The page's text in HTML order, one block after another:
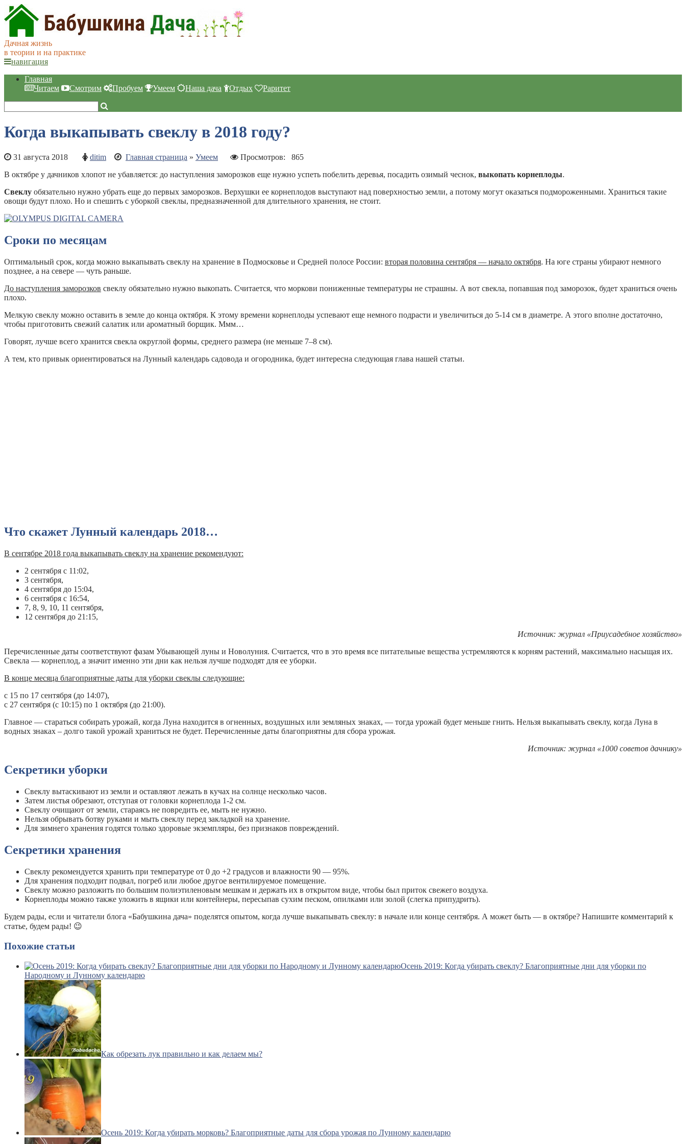
Дачная жизнь
в теории и на практике
навигация
Главная
Читаем
Смотрим Пробуем Умеем Наша дача Отдых Раритет
Когда выкапывать свеклу в 2018 году?
31 августа 2018 ditim Главная страница » Умеем Просмотров: 865
В октябре у дачников хлопот не убавляется: до наступления заморозков еще нужно успеть побелить деревья, посадить озимый чеснок, выкопать корнеплоды.
Свеклу обязательно нужно убрать еще до первых заморозков. Верхушки ее корнеплодов выступают над поверхностью земли, а потому могут оказаться подмороженными. Храниться такие
овощи будут плохо. Но и спешить с уборкой свеклы, предназначенной для длительного хранения, не стоит.
Сроки по месяцам
Оптимальный срок, когда можно выкапывать свеклу на хранение в Подмосковье и Средней полосе России: вторая половина сентября — начало октября. На юге страны убирают немного
позднее, а на севере — чуть раньше.
До наступления заморозков свеклу обязательно нужно выкопать. Считается, что моркови пониженные температуры не страшны. А вот свекла, попавшая под заморозок, будет храниться очень
плохо.
Мелкую свеклу можно оставить в земле до конца октября. К этому времени корнеплоды успевают еще немного подрасти и увеличиться до 5-14 см в диаметре. А этого вполне достаточно,
чтобы приготовить свежий салатик или ароматный борщик. Ммм…
Говорят, лучше всего хранится свекла округлой формы, среднего размера (не меньше 7–8 см).
А тем, кто привык ориентироваться на Лунный календарь садовода и огородника, будет интересна следующая глава нашей статьи.
Что скажет Лунный календарь 2018…
В сентябре 2018 года выкапывать свеклу на хранение рекомендуют:
2 сентября с 11:02,
3 сентября,
4 сентября до 15:04,
6 сентября с 16:54,
7, 8, 9, 10, 11 сентября,
12 сентября до 21:15,
Источник: журнал «Приусадебное хозяйство»
Перечисленные даты соответствуют фазам Убывающей луны и Новолуния. Считается, что в это время все питательные вещества устремляются к корням растений, максимально насыщая их.
Свекла — корнеплод, а значит именно эти дни как нельзя лучше подходят для ее уборки.
В конце месяца благоприятные даты для уборки свеклы следующие:
с 15 по 17 сентября (до 14:07),
с 27 сентября (с 10:15) по 1 октября (до 21:00).
Главное — стараться собирать урожай, когда Луна находится в огненных, воздушных или земляных знаках, — тогда урожай будет меньше гнить. Нельзя выкапывать свеклу, когда Луна в
водных знаках – долго такой урожай храниться не будет. Перечисленные даты благоприятны для сбора урожая.
Источник: журнал «1000 советов дачнику»
Секретики уборки
Свеклу вытаскивают из земли и оставляют лежать в кучах на солнце несколько часов.
Затем листья обрезают, отступая от головки корнеплода 1-2 см.
Свеклу очищают от земли, стараясь не повредить ее, мыть не нужно.
Нельзя обрывать ботву руками и мыть свеклу перед закладкой на хранение.
Для зимнего хранения годятся только здоровые экземпляры, без признаков повреждений.
Секретики хранения
Свеклу рекомендуется хранить при температуре от 0 до +2 градусов и влажности 90 — 95%.
Для хранения подходит подвал, погреб или любое другое вентилируемое помещение.
Свеклу можно разложить по большим полиэтиленовым мешкам и держать их в открытом виде, чтобы был приток свежего воздуха.
Корнеплоды можно также уложить в ящики или контейнеры, пересыпав сухим песком, опилками или золой (слегка припудрить).
Будем рады, если и читатели блога «Бабушкина дача» поделятся опытом, когда лучше выкапывать свеклу: в начале или конце сентября. А может быть — в октябре? Напишите комментарий к
статье, будем рады! 😉
Похожие статьи
Осень 2019: Когда убирать свеклу? Благоприятные дни для уборки по
Народному и Лунному календарю
Как обрезать лук правильно и как делаем мы?
Осень 2019: Когда убирать морковь? Благоприятные даты для сбора урожая по Лунному календарю